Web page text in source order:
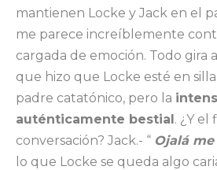
mantienen Locke y Jack en el
me parece increíblemente
cargada de emoción. Todo gira
que hizo que Locke esté en
padre catatónico, pero la
auténticamente bestial. ¿Y el
conversación? Jack.- “ Ojalá
lo que Locke se queda algo